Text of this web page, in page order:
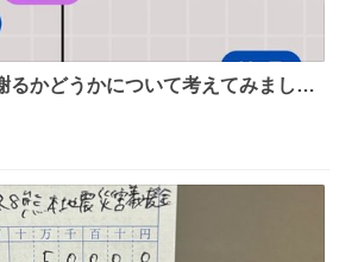
るかどうかについて考えてみました
く